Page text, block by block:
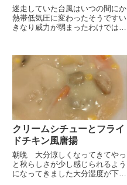
迷走していた台風はいつの間にか
熱帯低気圧に変わったそうですい
きなり威力が弱まったわけではな
必要だということです昨夜も夫が
夜、寝室に入る時にわぁ！ と言
いまして 何事かと思うやいな
クリームシチューとフライ
ドチキン風唐揚
朝晩 大分涼しくなってきてやっ
と秋らしさが少し感じられるよう
になってきました大分湿度が下が